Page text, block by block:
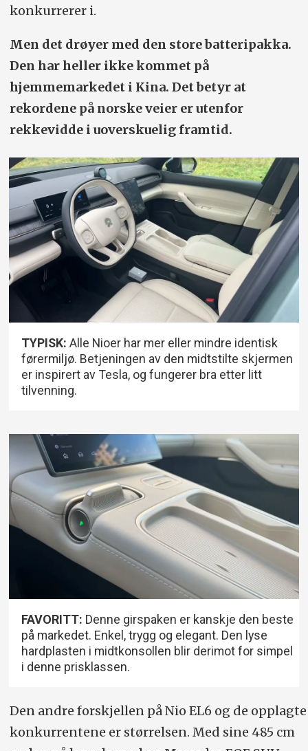
konkurrerer i.
Men det drøyer med den store batteri­pakka.
Den har heller ikke kommet på
hjemmemarkedet i Kina. Det betyr at
rekordene på norske veier er utenfor
rekkevidde i uoverskuelig framtid.
TYPISK:Alle Nioer har mer eller mindre identisk
førermiljø. Betjeningen av den midtstilte skjermen
er inspirert av Tesla, og fungerer bra etter litt
tilvenning.
FAVORITT: Denne girspaken er kanskje den beste
på markedet. Enkel, trygg og elegant. Den lyse
hardplasten i midtkonsollen blir derimot for simpel
i denne prisklassen.
Den andre forskjellen på Nio EL6 og de opplagte
konkurrentene er størrelsen. Med sine 485 cm